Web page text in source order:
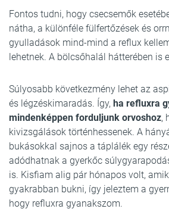
Fontos tudni, hogy csecsemők
nátha, a különféle fülfertőzések és
gyulladások mind-mind a reflux
lehetnek. A bölcsőhalál hátterében is
Súlyosabb következmény lehet az
és légzéskimaradás. Így, ha refluxra
mindenképpen forduljunk orvoshoz,
kivizsgálások történhessenek. A
bukásokkal sajnos a táplálék egy
adódhatnak a gyerkőc
is. Kisfiam alig pár hónapos volt,
gyakrabban bukni, így jeleztem a
hogy refluxra gyanakszom.